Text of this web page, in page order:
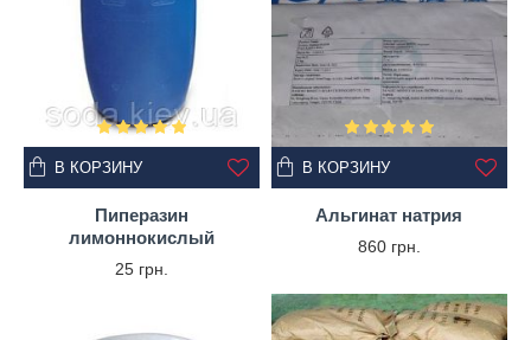
Пиперазин
лимоннокислый
25 грн.
В КОРЗИНУ
Альгинат натрия
860 грн.
В КОРЗИНУ